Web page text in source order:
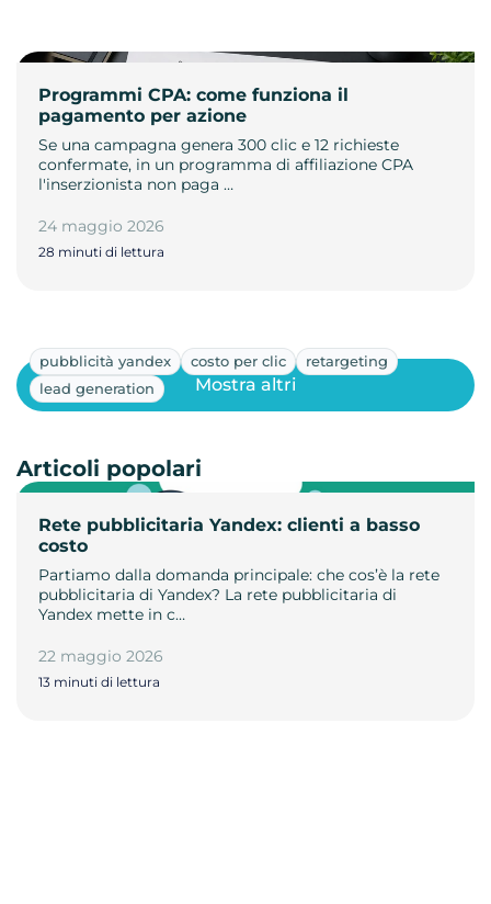
Programmi CPA: come funziona il
pagamento per azione
Se una campagna genera 300 clic e 12 richieste
confermate, in un programma di affiliazione CPA
l'inserzionista non paga …
24 maggio 2026
28 minuti di lettura
pubblicità yandex costo per clic
retargeting
lead generation
Rete pubblicitaria Yandex: clienti a basso
costo
Partiamo dalla domanda principale: che cos’è la rete
pubblicitaria di Yandex? La rete pubblicitaria di
Yandex mette in c…
22 maggio 2026
13 minuti di lettura
Mostra altri
Articoli popolari